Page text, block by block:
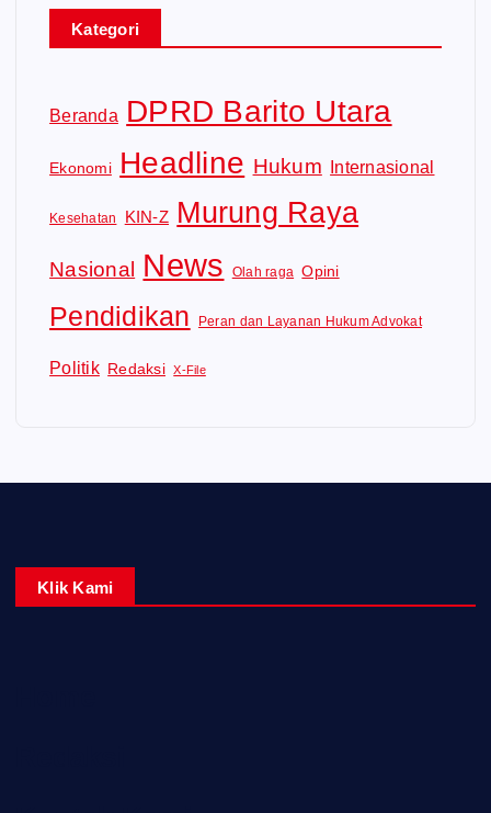
Kategori
Beranda DPRD Barito Utara
Ekonomi Headline Hukum Internasional
Kesehatan KIN-Z Murung Raya
Nasional News Olah raga Opini
Pendidikan Peran dan Layanan Hukum Advokat
Politik Redaksi X-File
Klik Kami